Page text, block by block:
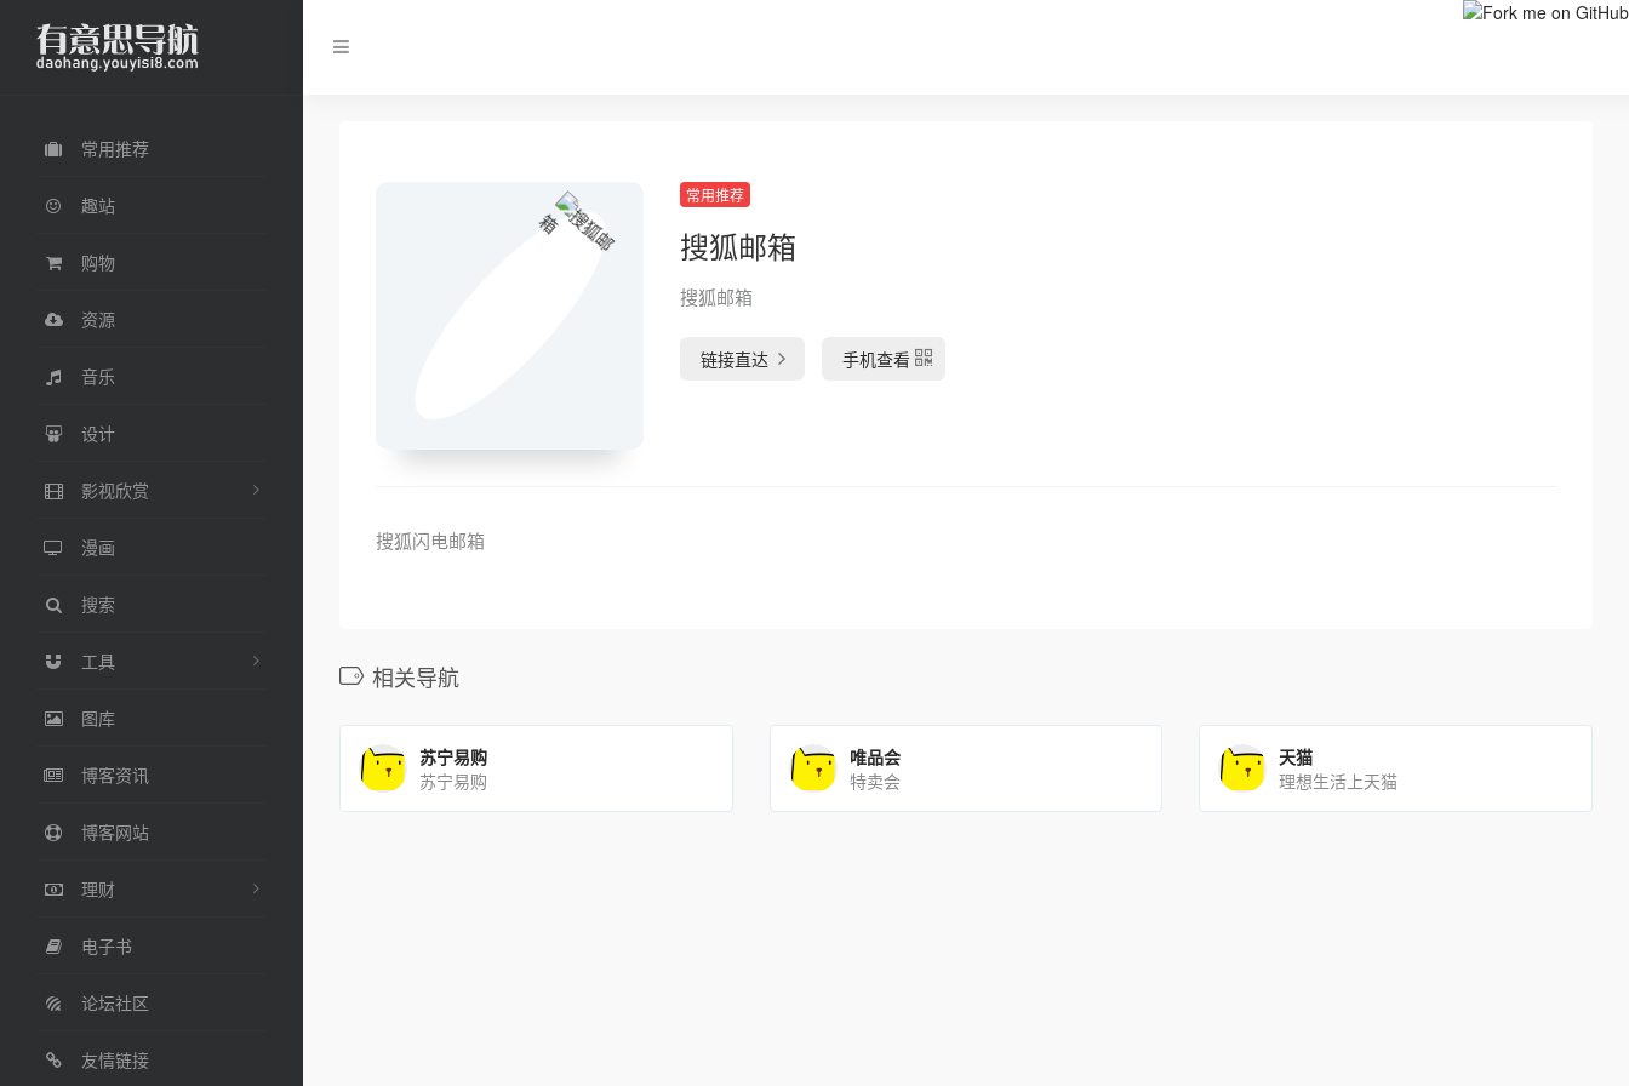
常用推荐
趣站
购物
资源
音乐
设计
影视欣赏
漫画
搜索
工具
图库
博客资讯
博客网站
理财
电子书
论坛社区
友情链接
常用推荐
搜狐邮箱
搜狐邮箱
链接直达 手机查看
搜狐闪电邮箱
相关导航
苏宁易购
苏宁易购
唯品会
特卖会
天猫
理想生活上天猫